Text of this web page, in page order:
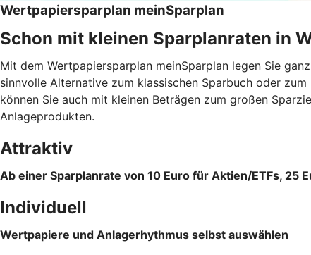
Wertpapiersparplan meinSparplan
Schon mit kleinen Sparplanraten in
Mit dem Wertpapiersparplan meinSparplan legen Sie
sinnvolle Alternative zum klassischen Sparbuch oder
können Sie auch mit kleinen Beträgen zum großen
Anlageprodukten.
Attraktiv
Ab einer Sparplanrate von 10 Euro für Aktien/ETFs, 25
Individuell
Wertpapiere und Anlagerhythmus selbst auswählen